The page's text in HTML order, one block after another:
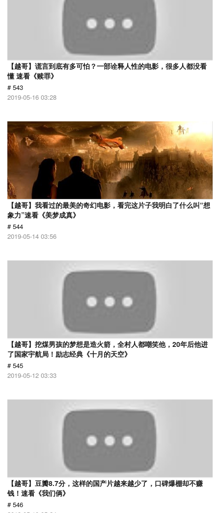
【越哥】谎言到底有多可怕？一部诠释人性的电影，很多人都没看
懂 速看《赎罪》
# 543
2019-05-16 03:28
【越哥】我看过的最美的奇幻电影，看完这片子我明白了什么叫“想
象力”速看《美梦成真》
# 544
2019-05-14 03:56
【越哥】挖煤男孩的梦想是造火箭，全村人都嘲笑他，20年后他进
了国家宇航局！励志经典《十月的天空》
# 545
2019-05-12 03:33
【越哥】豆瓣8.7分，这样的国产片越来越少了，口碑爆棚却不赚
钱！速看《我们俩》
# 546